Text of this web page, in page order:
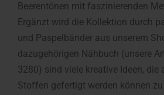
Beerentönen mit faszinierenden
Ergänzt wird die Kollektion durch
und Paspelbänder aus unserem
dazugehörigen Nähbuch (unsere
3280) sind viele kreative Ideen, die
Stoffen gefertigt werden können zu